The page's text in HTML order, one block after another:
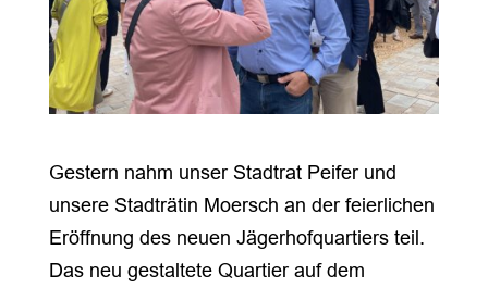
Gestern nahm unser Stadtrat Peifer und
unsere Stadträtin Moersch an der feierlichen
Eröffnung des neuen Jägerhofquartiers teil.
Das neu gestaltete Quartier auf dem